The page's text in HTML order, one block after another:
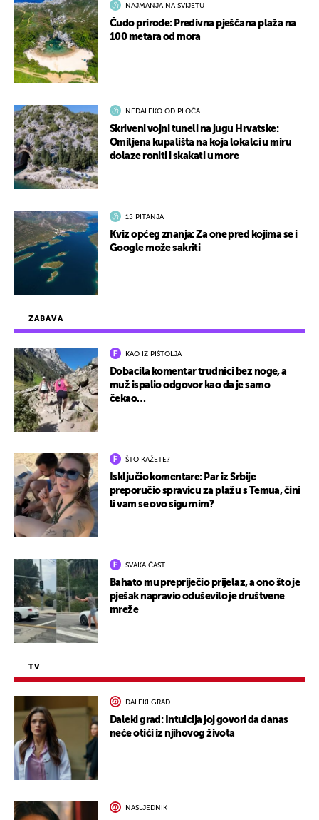
ZABAVA
KAO IZ PIŠTOLJA
Dobacila komentar trudnici bez noge, a
muž ispalio odgovor kao da je samo
čekao…
ŠTO KAŽETE?
Isključio komentare: Par iz Srbije
preporučio spravicu za plažu s Temua, čini
li vam se ovo sigurnim?
SVAKA ČAST
Bahato mu prepriječio prijelaz, a ono što je
pješak napravio oduševilo je društvene
mreže
TV
DALEKI GRAD
Daleki grad: Intuicija joj govori da danas
neće otići iz njihovog života
NASLJEDNIK
NAJMANJA NA SVIJETU
Čudo prirode: Predivna pješčana plaža na
100 metara od mora
NEDALEKO OD PLOČA
Skriveni vojni tuneli na jugu Hrvatske:
Omiljena kupališta na koja lokalci u miru
dolaze roniti i skakati u more
15 PITANJA
Kviz općeg znanja: Za one pred kojima se i
Google može sakriti